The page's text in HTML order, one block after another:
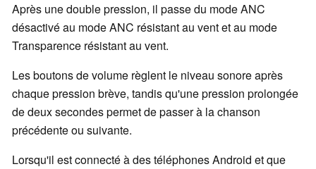
Après une double pression, il passe du mode ANC
désactivé au mode ANC résistant au vent et au mode
Transparence résistant au vent.
Les boutons de volume règlent le niveau sonore après
chaque pression brève, tandis qu'une pression prolongée
de deux secondes permet de passer à la chanson
précédente ou suivante.
Lorsqu'il est connecté à des téléphones Android et que